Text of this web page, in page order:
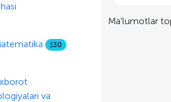
130
va
Ma'lumotlar